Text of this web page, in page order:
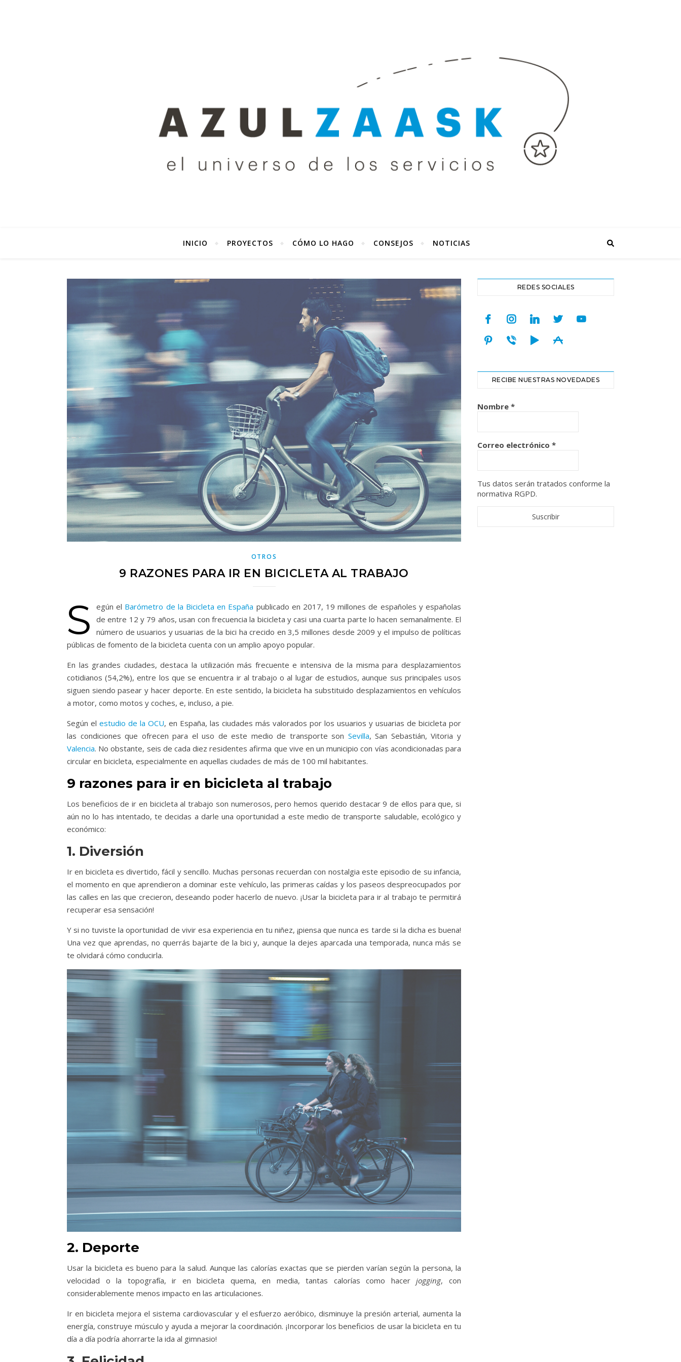
INICIO PROYECTOS CÓMO LO HAGO CONSEJOS NOTICIAS
OTROS
9 RAZONES PARA IR EN BICICLETA AL TRABAJO
S egún el Barómetro de la Bicicleta en España publicado en 2017, 19 millones de españoles y españolas
de entre 12 y 79 años, usan con frecuencia la bicicleta y casi una cuarta parte lo hacen semanalmente. El
número de usuarios y usuarias de la bici ha crecido en 3,5 millones desde 2009 y el impulso de políticas
públicas de fomento de la bicicleta cuenta con un amplio apoyo popular.
En las grandes ciudades, destaca la utilización más frecuente e intensiva de la misma para desplazamientos
cotidianos (54,2%), entre los que se encuentra ir al trabajo o al lugar de estudios, aunque sus principales usos
siguen siendo pasear y hacer deporte. En este sentido, la bicicleta ha substituido desplazamientos en vehículos
a motor, como motos y coches, e, incluso, a pie.
Según el estudio de la OCU, en España, las ciudades más valorados por los usuarios y usuarias de bicicleta por
las condiciones que ofrecen para el uso de este medio de transporte son Sevilla, San Sebastián, Vitoria y
Valencia. No obstante, seis de cada diez residentes afirma que vive en un municipio con vías acondicionadas para
circular en bicicleta, especialmente en aquellas ciudades de más de 100 mil habitantes.
9 razones para ir en bicicleta al trabajo
Los beneficios de ir en bicicleta al trabajo son numerosos, pero hemos querido destacar 9 de ellos para que, si
aún no lo has intentado, te decidas a darle una oportunidad a este medio de transporte saludable, ecológico y
económico:
1. Diversión
Ir en bicicleta es divertido, fácil y sencillo. Muchas personas recuerdan con nostalgia este episodio de su infancia,
el momento en que aprendieron a dominar este vehículo, las primeras caídas y los paseos despreocupados por
las calles en las que crecieron, deseando poder hacerlo de nuevo. ¡Usar la bicicleta para ir al trabajo te permitirá
recuperar esa sensación!
Y si no tuviste la oportunidad de vivir esa experiencia en tu niñez, ¡piensa que nunca es tarde si la dicha es buena!
Una vez que aprendas, no querrás bajarte de la bici y, aunque la dejes aparcada una temporada, nunca más se
te olvidará cómo conducirla.
2. Deporte
Usar la bicicleta es bueno para la salud. Aunque las calorías exactas que se pierden varían según la persona, la
velocidad o la topografía, ir en bicicleta quema, en media, tantas calorías como hacerjogging, con
considerablemente menos impacto en las articulaciones.
Ir en bicicleta mejora el sistema cardiovascular y el esfuerzo aeróbico, disminuye la presión arterial, aumenta la
energía, construye músculo y ayuda a mejorar la coordinación. ¡Incorporar los beneficios de usar la bicicleta en tu
día a día podría ahorrarte la ida al gimnasio!
REDES SOCIALES
facebookinstagramlinkedintwitteryoutube
pinterest
viber play appstore
RECIBE NUESTRAS NOVEDADES
Nombre *
Correo electrónico *
Tus datos serán tratados conforme la
normativa RGPD.